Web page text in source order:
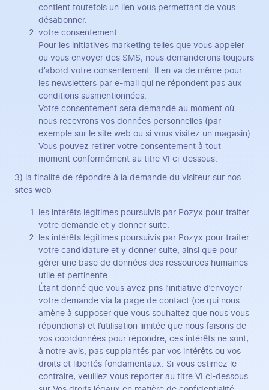
contient toutefois un lien vous permettant de vous
désabonner.
votre consentement.
Pour les initiatives marketing telles que vous appeler
ou vous envoyer des SMS, nous demanderons toujours
d’abord votre consentement. Il en va de même pour
les newsletters par e-mail qui ne répondent pas aux
conditions susmentionnées.
Votre consentement sera demandé au moment où
nous recevrons vos données personnelles (par
exemple sur le site web ou si vous visitez un magasin).
Vous pouvez retirer votre consentement à tout
moment conformément au titre VI ci-dessous.
3) la finalité de répondre à la demande du visiteur sur nos
sites web
les intérêts légitimes poursuivis par Pozyx pour traiter
votre demande et y donner suite.
les intérêts légitimes poursuivis par Pozyx pour traiter
votre candidature et y donner suite, ainsi que pour
gérer une base de données des ressources humaines
utile et pertinente.
Étant donné que vous avez pris l’initiative d’envoyer
votre demande via la page de contact (ce qui nous
amène à supposer que vous souhaitez que nous vous
répondions) et l’utilisation limitée que nous faisons de
vos coordonnées pour répondre, ces intérêts ne sont,
à notre avis, pas supplantés par vos intérêts ou vos
droits et libertés fondamentaux. Si vous estimez le
contraire, veuillez vous reporter au titre VI ci-dessous